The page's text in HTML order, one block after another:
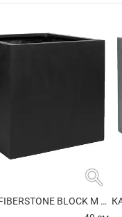
search
КАШПО FIBERSTONE BLOCK M BLACK